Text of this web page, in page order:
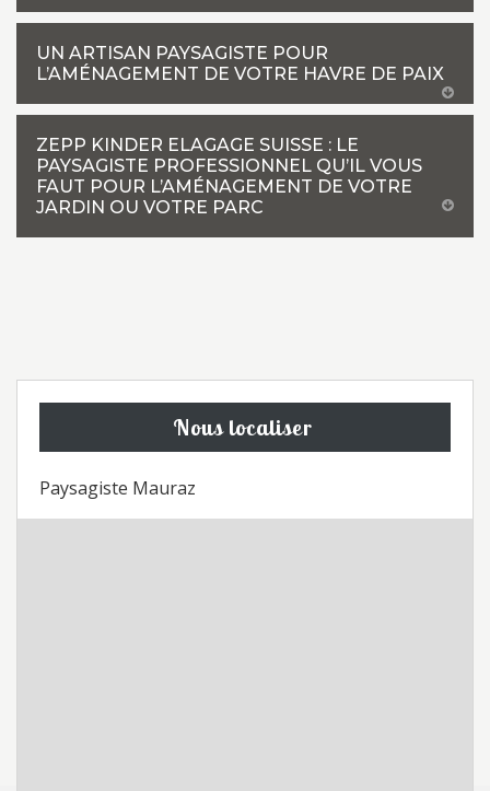
UN ARTISAN PAYSAGISTE POUR
L’AMÉNAGEMENT DE VOTRE HAVRE DE PAIX
ZEPP KINDER ELAGAGE SUISSE : LE
PAYSAGISTE PROFESSIONNEL QU’IL VOUS
FAUT POUR L’AMÉNAGEMENT DE VOTRE
JARDIN OU VOTRE PARC
Nous localiser
Paysagiste Mauraz